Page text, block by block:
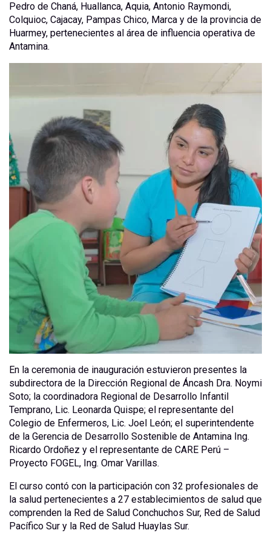
Pedro de Chaná, Huallanca, Aquia, Antonio Raymondi,
Colquioc, Cajacay, Pampas Chico, Marca y de la provincia de
Huarmey, pertenecientes al área de influencia operativa de
Antamina.
En la ceremonia de inauguración estuvieron presentes la
subdirectora de la Dirección Regional de Áncash Dra. Noymi
Soto; la coordinadora Regional de Desarrollo Infantil
Temprano, Lic. Leonarda Quispe; el representante del
Colegio de Enfermeros, Lic. Joel León; el superintendente
de la Gerencia de Desarrollo Sostenible de Antamina Ing.
Ricardo Ordoñez y el representante de CARE Perú –
Proyecto FOGEL, Ing. Omar Varillas.
El curso contó con la participación con 32 profesionales de
la salud pertenecientes a 27 establecimientos de salud que
comprenden la Red de Salud Conchuchos Sur, Red de Salud
Pacífico Sur y la Red de Salud Huaylas Sur.